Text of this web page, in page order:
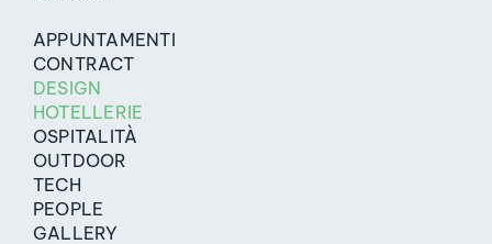
APPUNTAMENTI
CONTRACT
DESIGN
HOTELLERIE
OSPITALITÀ
OUTDOOR
TECH
PEOPLE
GALLERY